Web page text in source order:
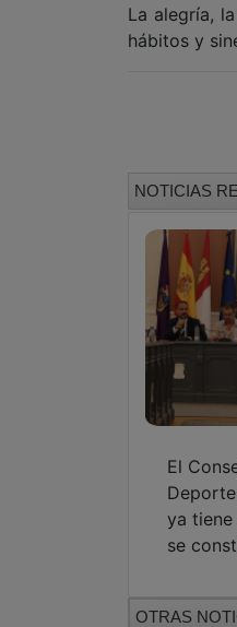
La alegría,
hábitos y
NOTICIAS
El
ya
se
OTRAS